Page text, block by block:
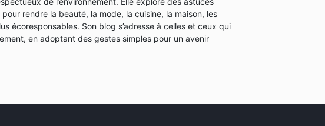
rendre la beauté, la mode, la cuisine, la maison, les
écoresponsables. Son blog s’adresse à celles et ceux qui
en adoptant des gestes simples pour un avenir